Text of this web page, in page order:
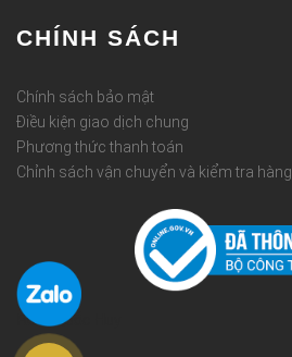
CHÍNH SÁCH
Chính sách bảo mật
Điều kiện giao dịch chung
Phương thức thanh toán
Chỉnh sách vận chuyển và kiểm tra hàng
Rèm Quốc Huy